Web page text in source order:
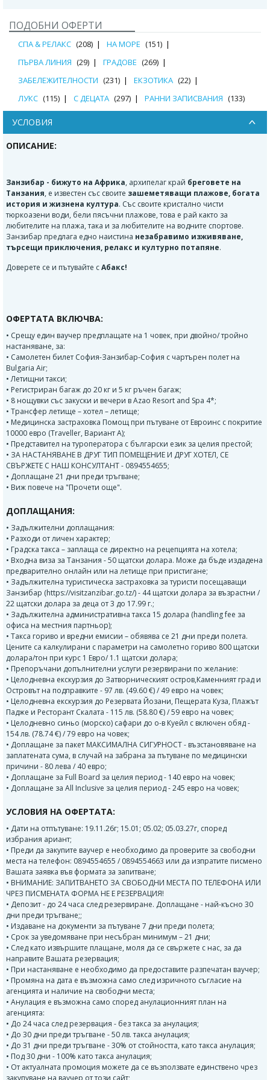
ПОДОБНИ ОФЕРТИ
СПА & РЕЛАКС (208) НА МОРЕ (151)
ПЪРВА ЛИНИЯ (29) ГРАДОВЕ (269)
ЗАБЕЛЕЖИТЕЛНОСТИ (231) ЕКЗОТИКА (22)
ЛУКС (115) С ДЕЦАТА (297) РАННИ ЗАПИСВАНИЯ (133)
УСЛОВИЯ
ОПИСАНИЕ:
Занзибар - бижуто на Африка, архипелаг край бреговете на
Танзания, е известен със своите зашеметяващи плажове, богата
история и жизнена култура. Със своите кристално чисти
тюркоазени води, бели пясъчни плажове, това е рай както за
любителите на плажа, така и за любителите на водните спортове.
Занзибар предлага едно наистина незабравимо изживяване,
търсещи приключения, релакс и културно потапяне.
Доверете се и пътувайте сАбакс!
ОФЕРТАТА ВКЛЮЧВА:
• Срещу един ваучер предплащате на 1 човек, при двойно/ тройно
настаняване, за:
• Самолетен билет София-Занзибар-София с чартърен полет на
Bulgaria Air;
• Летищни такси;
• Регистриран багаж до 20 кг и 5 кг ръчен багаж;
• 8 нощувки със закуски и вечери в Azao Resort and Spa 4*;
• Трансфер летище – хотел – летище;
• Медицинска застраховка Помощ при пътуване от Евроинс с покритие
10000 евро (Traveller, Вариант А);
• Представител на туроператора с български език за целия престой;
• ЗА НАСТАНЯВАНЕ В ДРУГ ТИП ПОМЕЩЕНИЕ И ДРУГ ХОТЕЛ, СЕ
СВЪРЖЕТЕ С НАШ КОНСУЛТАНТ - 0894554655;
• Доплащане 21 дни преди тръгване;
• Виж повече на "Прочети още".
ДОПЛАЩАНИЯ:
• Задължителни доплащания:
• Разходи от личен характер;
• Градска такса – заплаща се директно на рецепцията на хотела;
• Входна виза за Танзания - 50 щатски долара. Може да бъде издадена
предварително онлайн или на летище при пристигане;
• Задължителна туристическа застраховка за туристи посещаващи
Занзибар (https://visitzanzibar.go.tz/) - 44 щатски долара за възрастни /
22 щатски долара за деца от 3 до 17.99 г.;
• Задължителна административна такса 15 долара (handling fee за
офиса на местния партньор);
• Такса гориво и вредни емисии – обявява се 21 дни преди полета.
Цените са калкулирани с параметри на самолетно гориво 800 щатски
долара/тон при курс 1 Евро/ 1.1 щатски долара;
• Препоръчани допълнителни услуги резервирани по желание:
• Целодневна екскурзия до Затворническият остров,Каменният град и
Островът на подправките - 97 лв. (49.60 €) / 49 евро на човек;
• Целодневна екскурзия до Резервата Йозани, Пещерата Куза, Плажът
Падже и Ресторант Скалата - 115 лв. (58.80 €) / 59 евро на човек;
• Целодневно синьо (морско) сафари до о-в Куейл с включен обяд -
154 лв. (78.74 €) / 79 евро на човек;
• Доплащане за пакет МАКСИМАЛНА СИГУРНОСТ - възстановяване на
заплатената сума, в случай на забрана за пътуване по медицински
причини - 80 лева / 40 евро;
• Доплащане за Full Board за целия период - 140 евро на човек;
• Доплащане за All Inclusive за целия период - 245 евро на човек;
УСЛОВИЯ НА ОФЕРТАТА:
• Дати на отпътуване: 19.11.26г; 15.01; 05.02; 05.03.27г, според
избрания ариант;
• Преди да закупите ваучер е необходимо да проверите за свободни
места на телефон: 0894554655 / 0894554663 или да изпратите писмено
Вашата заявка във формата за запитване;
• ВНИМАНИЕ: ЗАПИТВАНЕТО ЗА СВОБОДНИ МЕСТА ПО ТЕЛЕФОНА ИЛИ
ЧРЕЗ ПИСМЕНАТА ФОРМА НЕ Е РЕЗЕРВАЦИЯ!
• Депозит - до 24 часа след резервиране. Доплащане - най-късно 30
дни преди тръгване;;
• Издаване на документи за пътуване 7 дни преди полета;
• Срок за уведомяване при несъбран минимум – 21 дни;
• След като извършите плащане, моля да се свържете с нас, за да
направите Вашата резервация;
• При настаняване е необходимо да предоставите разпечатан ваучер;
• Промяна на дата е възможна само след изричното съгласие на
агенцията и наличие на свободни места;
• Анулация е възможна само според анулационният план на
агенцията:
• До 24 часа след резервация - без такса за анулация;
• До 30 дни преди тръгване - 50 лв. такса анулация;
• До 31 дни преди тръгване - 30% от стойността, като такса анулация;
• Под 30 дни - 100% като такса анулация;
• От актуалната промоция можете да се възползвате единствено чрез
закупуване на ваучер от този сайт;